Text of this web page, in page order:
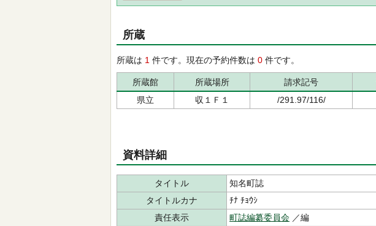
所蔵
所蔵は 1 件です。現在の予約件数は 0 件です。
所蔵館 所蔵場所 請求記号
県立
収１Ｆ１ /291.97/116/
資料詳細
タイトル
知名町誌
タイトルカナ
ﾁﾅ ﾁｮｳｼ
責任表示
町誌編纂委員会 ／編